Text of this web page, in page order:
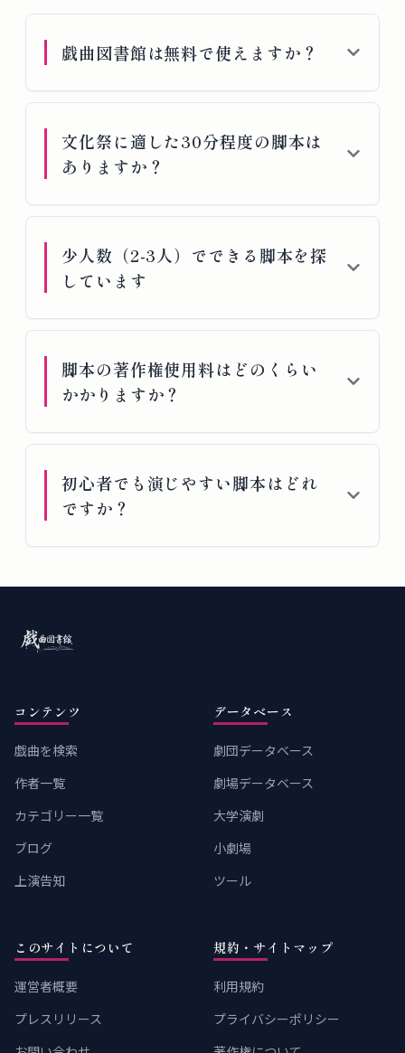
戯曲図書館は無料で使えますか？
文化祭に適した30分程度の脚本は
ありますか？
少人数（2-3人）でできる脚本を探
しています
脚本の著作権使用料はどのくらい
かかりますか？
初心者でも演じやすい脚本はどれ
ですか？
コンテンツ
戯曲を検索
作者一覧
カテゴリー一覧
ブログ
上演告知
データベース
劇団データベース
劇場データベース
大学演劇
小劇場
ツール
このサイトについて
運営者概要
プレスリリース
規約・サイトマップ
利用規約
プライバシーポリシー